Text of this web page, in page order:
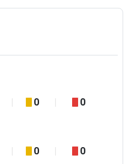
0 0
0 0